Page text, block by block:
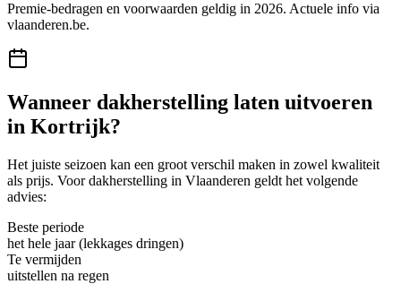
Premie-bedragen en voorwaarden geldig in 2026. Actuele info via
vlaanderen.be.
Wanneer dakherstelling laten uitvoeren
in Kortrijk?
Het juiste seizoen kan een groot verschil maken in zowel kwaliteit
als prijs. Voordakherstelling in Vlaanderen geldt het volgende
advies:
Beste periode
het hele jaar (lekkages dringen)
Te vermijden
uitstellen na regen